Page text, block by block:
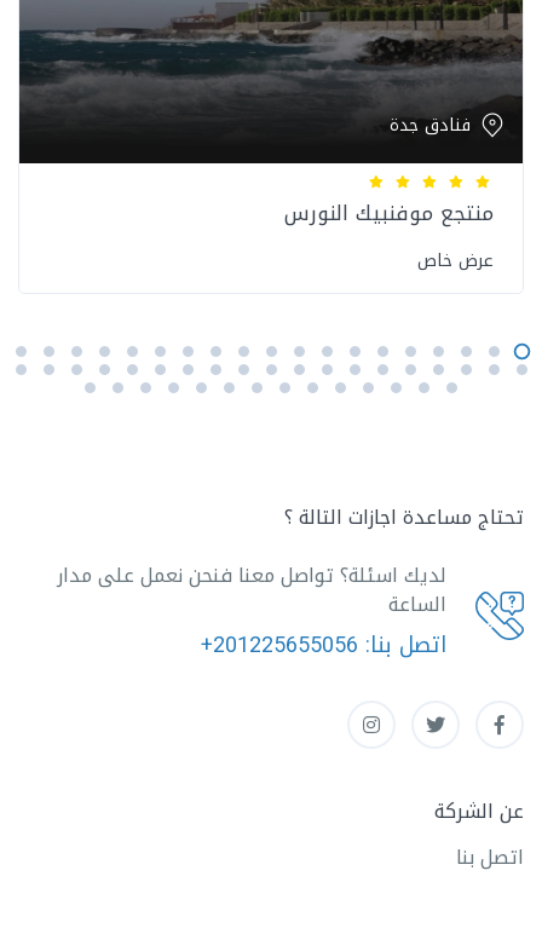
فنادق جدة
منتجع موفنبيك النورس
عرض خاص
تحتاج مساعدة اجازات التالة ؟
لديك اسئلة؟ تواصل معنا فنحن نعمل على مدار
الساعة
اتصل بنا: +201225655056
عن الشركة
اتصل بنا